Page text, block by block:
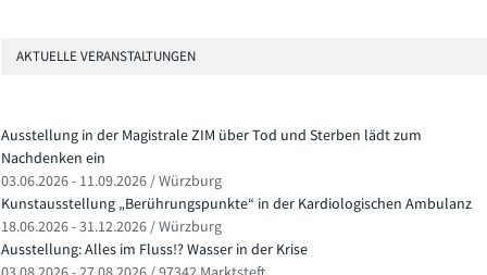
AKTUELLE VERANSTALTUNGEN
Ausstellung in der Magistrale ZIM über Tod und Sterben lädt zum
Nachdenken ein
03.06.2026 - 11.09.2026 / Würzburg
Kunstausstellung „Berührungspunkte“ in der Kardiologischen Ambulanz
18.06.2026 - 31.12.2026 / Würzburg
Ausstellung: Alles im Fluss!? Wasser in der Krise